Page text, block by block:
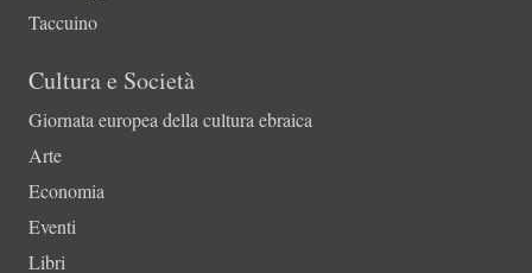
Taccuino
Cultura e Società
Giornata europea della cultura ebraica
Arte
Economia
Eventi
Libri